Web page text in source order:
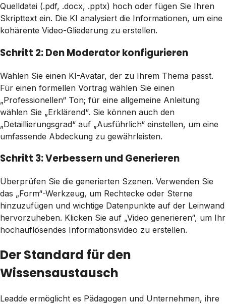
Quelldatei (.pdf, .docx, .pptx) hoch oder fügen Sie Ihren
Skripttext ein. Die KI analysiert die Informationen, um eine
kohärente Video-Gliederung zu erstellen.
Schritt 2: Den Moderator konfigurieren
Wählen Sie einen KI-Avatar, der zu Ihrem Thema passt.
Für einen formellen Vortrag wählen Sie einen
„Professionellen“ Ton; für eine allgemeine Anleitung
wählen Sie „Erklärend“. Sie können auch den
„Detaillierungsgrad“ auf „Ausführlich“ einstellen, um eine
umfassende Abdeckung zu gewährleisten.
Schritt 3: Verbessern und Generieren
Überprüfen Sie die generierten Szenen. Verwenden Sie
das „Form“-Werkzeug, um Rechtecke oder Sterne
hinzuzufügen und wichtige Datenpunkte auf der Leinwand
hervorzuheben. Klicken Sie auf „Video generieren“, um Ihr
hochauflösendes Informationsvideo zu erstellen.
Der Standard für den
Wissensaustausch
Leadde ermöglicht es Pädagogen und Unternehmen, ihre